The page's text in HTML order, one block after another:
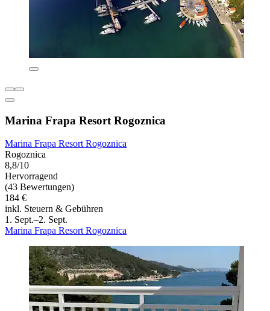
Marina Frapa Resort Rogoznica
Marina Frapa Resort Rogoznica
Rogoznica
8,8/10
Hervorragend
(43 Bewertungen)
184 €
inkl. Steuern & Gebühren
1. Sept.–2. Sept.
Marina Frapa Resort Rogoznica